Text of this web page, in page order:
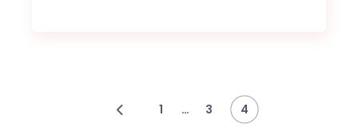
Beitragsnavigation
1 … 3 4